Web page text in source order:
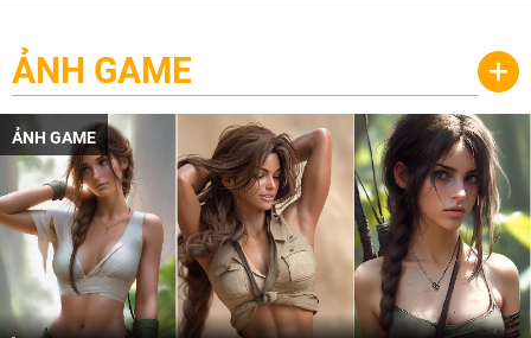
ẢNH GAME +
ẢNH GAME